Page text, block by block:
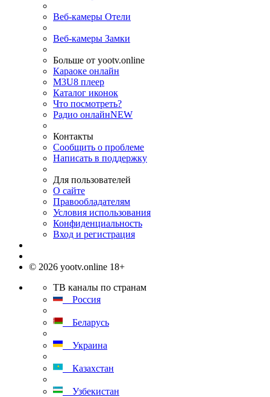
Веб-камеры Отели
Веб-камеры Замки
Больше от yootv.online
Караоке онлайн
M3U8 плеер
Каталог иконок
Что посмотреть?
Радио онлайнNEW
Контакты
Сообщить о проблеме
Написать в поддержку
Для пользователей
О сайте
Правообладателям
Условия использования
Конфиденциальность
Вход и регистрация
© 2026 yootv.online 18+
ТВ каналы по странам
Россия
Беларусь
Украина
Казахстан
Узбекистан